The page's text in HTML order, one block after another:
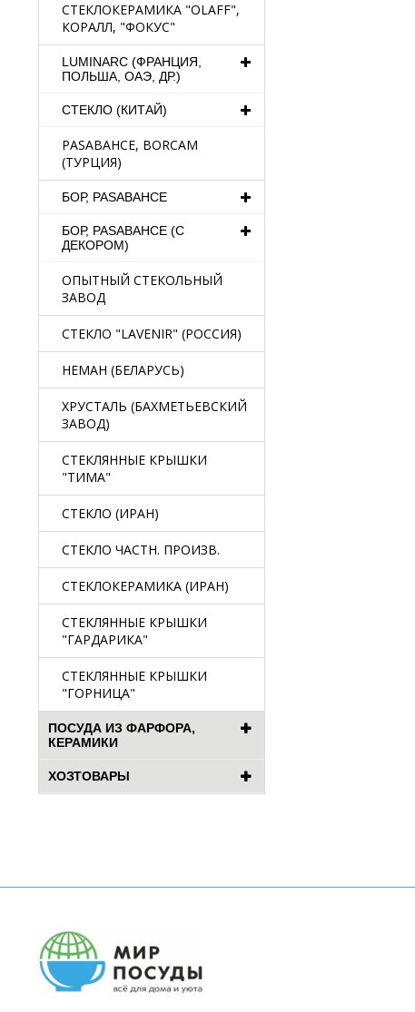
СТЕКЛОКЕРАМИКА "OLAFF",
КОРАЛЛ, "ФОКУС"
LUMINARC (ФРАНЦИЯ,
ПОЛЬША, ОАЭ, ДР.)
СТЕКЛО (КИТАЙ)
PASABAHCE, BORCAM
(ТУРЦИЯ)
БОР, PASABAHCE
БОР, PASABAHCE (С
ДЕКОРОМ)
ОПЫТНЫЙ СТЕКОЛЬНЫЙ
ЗАВОД
СТЕКЛО "LAVENIR" (РОССИЯ)
НЕМАН (БЕЛАРУСЬ)
ХРУСТАЛЬ (БАХМЕТЬЕВСКИЙ
ЗАВОД)
СТЕКЛЯННЫЕ КРЫШКИ
"ТИМА"
СТЕКЛО (ИРАН)
СТЕКЛО ЧАСТН. ПРОИЗВ.
СТЕКЛОКЕРАМИКА (ИРАН)
СТЕКЛЯННЫЕ КРЫШКИ
"ГАРДАРИКА"
СТЕКЛЯННЫЕ КРЫШКИ
"ГОРНИЦА"
ПОСУДА ИЗ ФАРФОРА,
КЕРАМИКИ
ХОЗТОВАРЫ